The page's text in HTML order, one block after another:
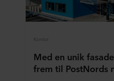
Kontor
Med en unik
frem til PostNords